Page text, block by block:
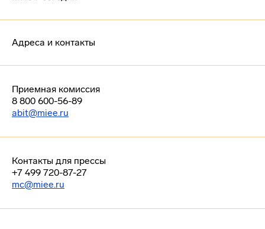
Адреса и контакты
Приемная комиссия
8 800 600-56-89
abit@miee.ru
Контакты для прессы
+7 499 720-87-27
mc@miee.ru